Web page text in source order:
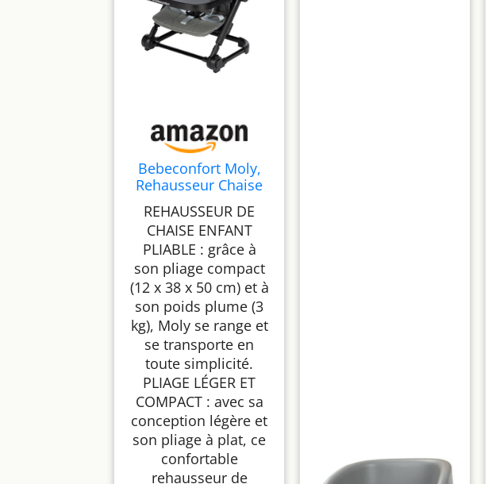
Bebeconfort Moly,
Rehausseur Chaise
9-15kg, Chaise Haute
Portable Légère,
Pliage Compact, 3
Hauteurs,
Rehausseur Enfant,
Chaise Repas Bébé
avec 3 Positions de
Plateau, Tinted Grey
REHAUSSEUR DE
CHAISE ENFANT
PLIABLE : grâce à
son pliage compact
(12 x 38 x 50 cm) et à
son poids plume (3
kg), Moly se range et
se transporte en
toute simplicité.
PLIAGE LÉGER ET
COMPACT : avec sa
conception légère et
son pliage à plat, ce
confortable
rehausseur de